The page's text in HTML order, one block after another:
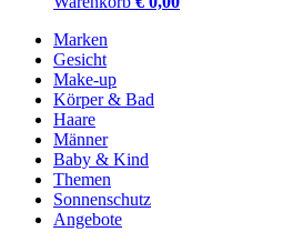
Marken
Gesicht
Make-up
Körper & Bad
Haare
Männer
Baby & Kind
Themen
Sonnenschutz
Angebote